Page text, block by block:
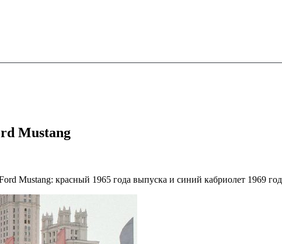
Mustang
Mustang: красный 1965 года выпуска и синий кабриолет 1969